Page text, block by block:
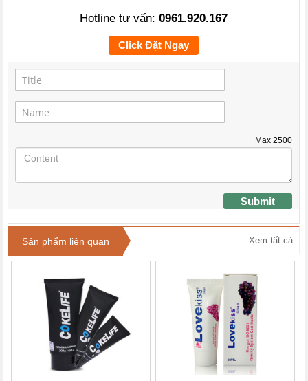
Hotline tư vấn: 0961.920.167
Click Đặt Ngay
Max 2500
Submit
Sản phẩm liên quan Xem tất cả